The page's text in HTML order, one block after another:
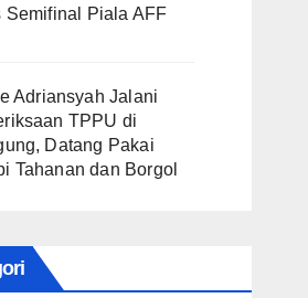
Semifinal Piala AFF
Adriansyah Jalani
TPPU di
Datang Pakai
Tahanan dan Borgol